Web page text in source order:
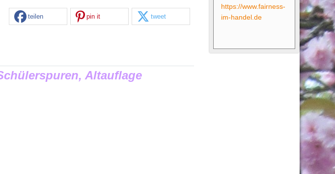
teilen pin it tweet
Altauflage
https://www.fairness-
im-handel.de